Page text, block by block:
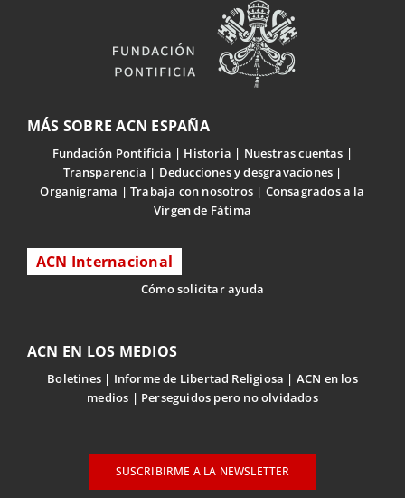
MÁS SOBRE ACN ESPAÑA
Fundación Pontificia Historia
Nuestras cuentas
Transparencia
Deducciones y desgravaciones
Organigrama
Trabaja con nosotros
Consagrados a la
Virgen de Fátima
ACN Internacional
Cómo solicitar ayuda
ACN EN LOS MEDIOS
Boletines Informe de Libertad Religiosa
ACN en los
medios
Perseguidos pero no olvidados
SUSCRIBIRME A LA NEWSLETTER